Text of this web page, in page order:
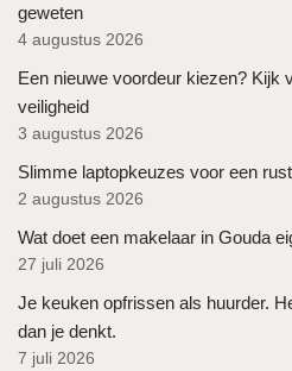
geweten
4 augustus 2026
Een nieuwe voordeur kiezen? Kijk
veiligheid
3 augustus 2026
Slimme laptopkeuzes voor een
2 augustus 2026
Wat doet een makelaar in Gouda
27 juli 2026
Je keuken opfrissen als huurder.
dan je denkt.
7 juli 2026